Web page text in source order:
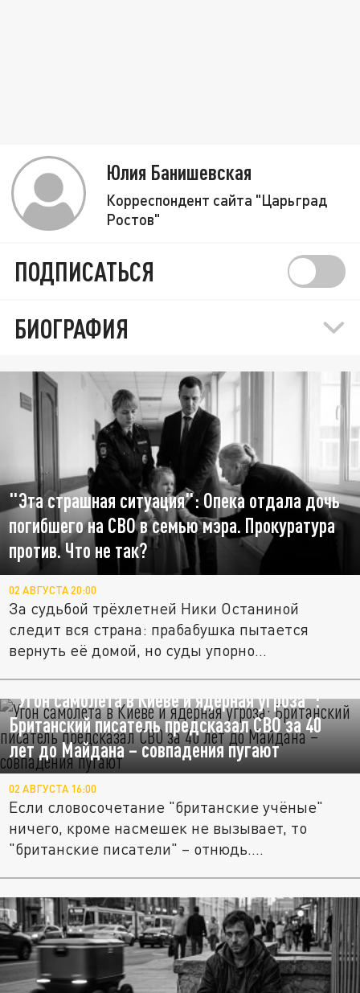
Юлия Банишевская
Корреспондент сайта "Царьград
Ростов"
ПОДПИСАТЬСЯ
БИОГРАФИЯ
"Эта страшная ситуация": Опека отдала дочь
погибшего на СВО в семью мэра. Прокуратура
против. Что не так?
02 АВГУСТА 20:00
За судьбой трёхлетней Ники Останиной
следит вся страна: прабабушка пытается
вернуть её домой, но суды упорно...
"Угон самолёта в Киеве и ядерная угроза":
Британский писатель предсказал СВО за 40
лет до Майдана – совпадения пугают
02 АВГУСТА 16:00
Если словосочетание "британские учёные"
ничего, кроме насмешек не вызывает, то
"британские писатели" – отнюдь....